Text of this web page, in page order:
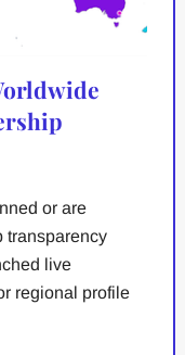
or are
transparency
live
regional profile